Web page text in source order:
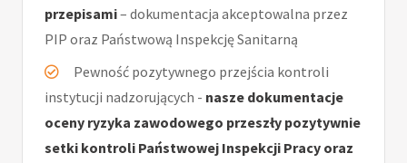
przepisami– dokumentacja akceptowalna przez
PIP oraz Państwową Inspekcję Sanitarną
Pewność pozytywnego przejścia kontroli
instytucji nadzorujących - nasze dokumentacje
oceny ryzyka zawodowego przeszły pozytywnie
setki kontroli Państwowej Inspekcji Pracy oraz